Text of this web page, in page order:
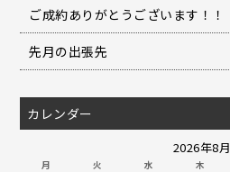
ご成約ありがとうございます！！
先月の出張先
カレンダー
2026年8月
月 火 水 木